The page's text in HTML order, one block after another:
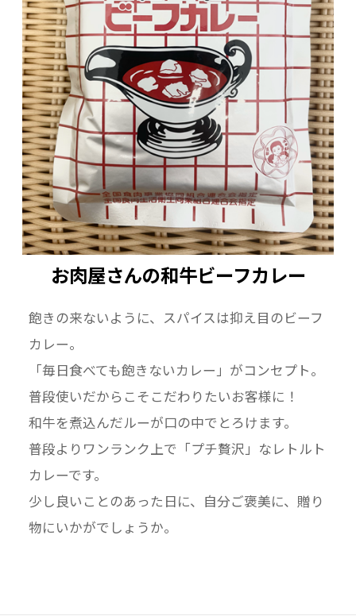
質:11.8g 炭水化物:17.2g 食塩相当量:2.4g
（推定値）
お肉屋さんの和牛ビーフカレー
飽きの来ないように、スパイスは抑え目のビーフ
カレー。
「毎日食べても飽きないカレー」がコンセプト。
普段使いだからこそこだわりたいお客様に！
和牛を煮込んだルーが口の中でとろけます。
普段よりワンランク上で「プチ贅沢」なレトルト
カレーです。
少し良いことのあった日に、自分ご褒美に、贈り
物にいかがでしょうか。